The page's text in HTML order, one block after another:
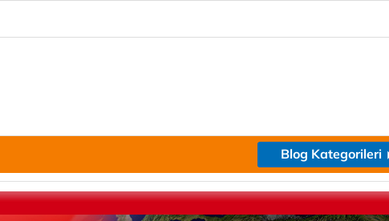
Blog Kategorileri